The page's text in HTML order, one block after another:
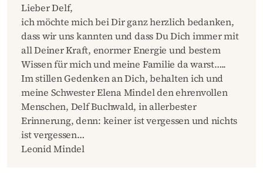
Lieber Delf,
ich möchte mich bei Dir ganz herzlich bedanken,
dass wir uns kannten und dass Du Dich immer mit
all Deiner Kraft, enormer Energie und bestem
Wissen für mich und meine Familie da warst…..
Im stillen Gedenken an Dich, behalten ich und
meine Schwester Elena Mindel den ehrenvollen
Menschen, Delf Buchwald, in allerbester
Erinnerung, denn: keiner ist vergessen und nichts
ist vergessen…
Leonid Mindel